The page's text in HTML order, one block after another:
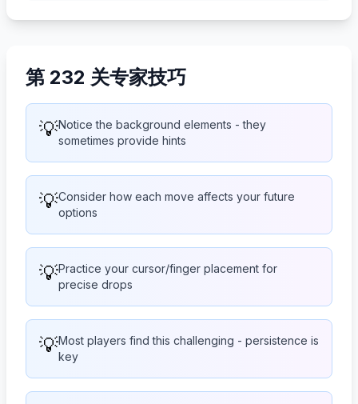
第 232 关专家技巧
💡Notice the background elements - they
sometimes provide hints
💡Consider how each move affects your future
options
💡Practice your cursor/finger placement for
precise drops
💡Most players find this challenging - persistence is
key